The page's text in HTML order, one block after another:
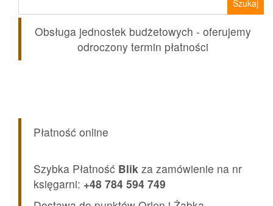
Obsługa jednostek budżetowych - oferujemy
odroczony termin płatności
Płatność online
Szybka Płatność Blik za zamówienie na nr
księgarni: +48 784 594 749